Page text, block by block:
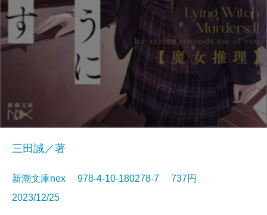
三田誠／著
新潮文庫nex 978-4-10-180278-7 737円
2023/12/25